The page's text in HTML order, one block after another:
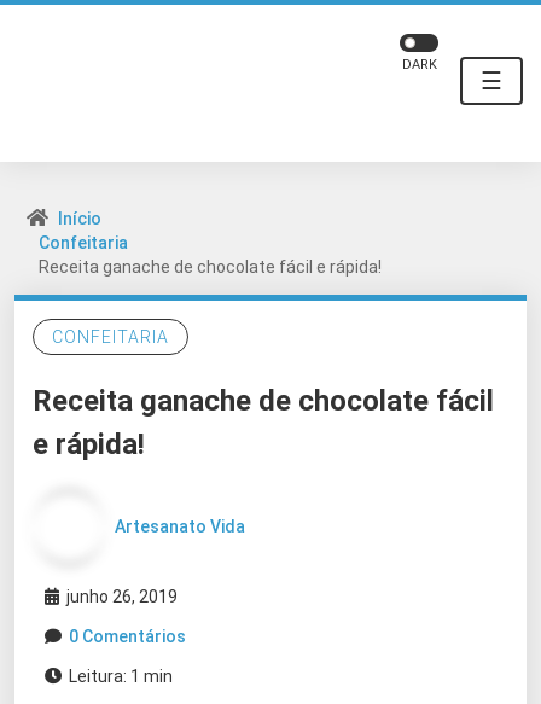
☰
DARK
Início
Confeitaria
Receita ganache de chocolate fácil e rápida!
CONFEITARIA
Receita ganache de chocolate fácil
e rápida!
Artesanato Vida
junho 26, 2019
0 Comentários
Leitura: 1 min